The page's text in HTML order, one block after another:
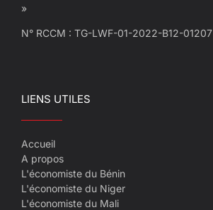
»
N° RCCM : TG-LWF-01-2022-B12-01207
LIENS UTILES
Accueil
A propos
L'économiste du Bénin
L'économiste du Niger
L'économiste du Mali